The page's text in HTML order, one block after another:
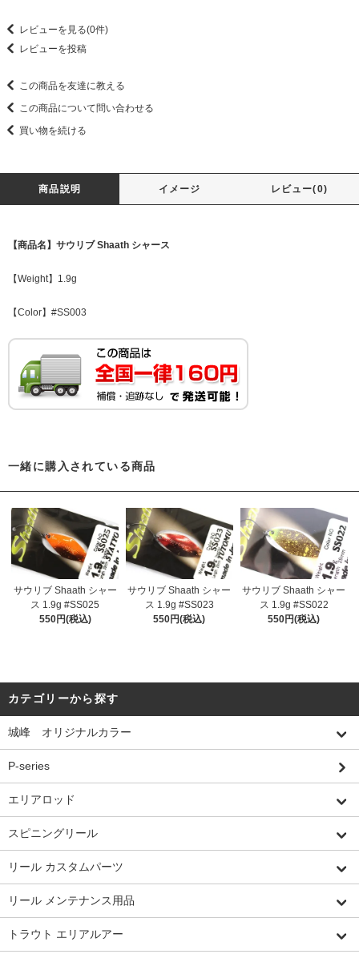
レビューを見る(0件)
レビューを投稿
この商品を友達に教える
この商品について問い合わせる
買い物を続ける
商品説明 イメージ レビュー(0)
【商品名】サウリブ Shaath シャース
【Weight】1.9g
【Color】#SS003
一緒に購入されている商品
サウリブ Shaath シャー
ス 1.9g #SS025
550円(税込)
サウリブ Shaath シャー
ス 1.9g #SS023
550円(税込)
サウリブ Shaath シャー
ス 1.9g #SS022
550円(税込)
カテゴリーから探す
城峰 オリジナルカラー
P-series
エリアロッド
スピニングリール
リール カスタムパーツ
リール メンテナンス用品
トラウト エリアルアー